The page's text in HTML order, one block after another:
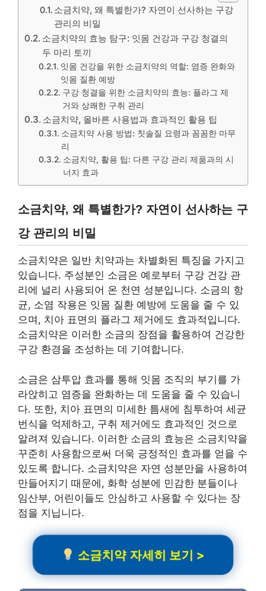
소금치약, 왜 특별한가? 자연이 선사하는 구강
관리의 비밀
소금치약의 효능 탐구: 잇몸 건강과 구강 청결의
두 마리 토끼
잇몸 건강을 위한 소금치약의 역할: 염증 완화와
잇몸 질환 예방
구강 청결을 위한 소금치약의 효능: 플라그 제
거와 상쾌한 구취 관리
소금치약, 올바른 사용법과 효과적인 활용 팁
소금치약 사용 방법: 칫솔질 요령과 꼼꼼한 마무
리
소금치약, 활용 팁: 다른 구강 관리 제품과의 시
너지 효과
소금치약, 왜 특별한가? 자연이 선사하는 구
강 관리의 비밀
소금치약은 일반 치약과는 차별화된 특징을 가지고
있습니다. 주성분인 소금은 예로부터 구강 건강 관
리에 널리 사용되어 온 천연 성분입니다. 소금의 항
균, 소염 작용은 잇몸 질환 예방에 도움을 줄 수 있
으며, 치아 표면의 플라그 제거에도 효과적입니다.
소금치약은 이러한 소금의 장점을 활용하여 건강한
구강 환경을 조성하는 데 기여합니다.
소금은 삼투압 효과를 통해 잇몸 조직의 부기를 가
라앉히고 염증을 완화하는 데 도움을 줄 수 있습니
다. 또한, 치아 표면의 미세한 틈새에 침투하여 세균
번식을 억제하고, 구취 제거에도 효과적인 것으로
알려져 있습니다. 이러한 소금의 효능은 소금치약을
꾸준히 사용함으로써 더욱 긍정적인 효과를 얻을 수
있도록 합니다. 소금치약은 자연 성분만을 사용하여
만들어지기 때문에, 화학 성분에 민감한 분들이나
임산부, 어린이들도 안심하고 사용할 수 있다는 장
점을 지닙니다.
소금치약 자세히 보기 >